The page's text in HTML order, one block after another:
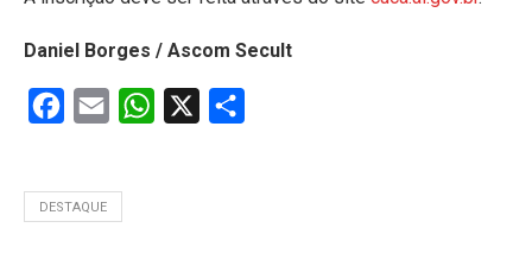
Daniel Borges / Ascom Secult
Facebook
Email WhatsApp
DESTAQUE